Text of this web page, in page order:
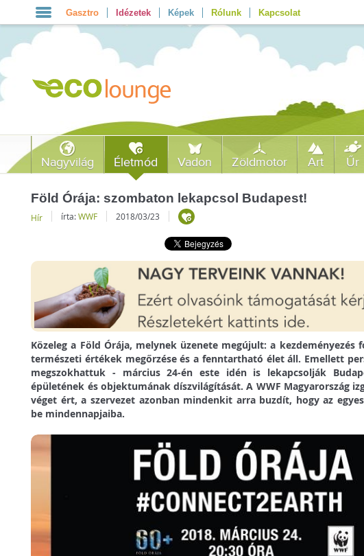
Gasztro Idézetek Képek Rólunk Kapcsolat
Nagyvilág Életmód Vadon Zöldmotor Art Űr
Föld Órája: szombaton lekapcsol Budapest!
Hír írta:WWF 2018/03/23
Közeleg a Föld Órája, melynek üzenete megújult: a kezdeményezés
természeti értékek megőrzése és a fenntartható élet áll. Emellett
megszokhattuk - március 24-én este idén is lekapcsolják
épületének és objektumának díszvilágítását. A WWF Magyarország
véget ért, a szervezet azonban mindenkit arra buzdít, hogy az
be mindennapjaiba.